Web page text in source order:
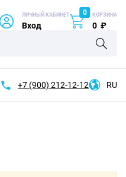
ЛИЧНЫЙ КАБИНЕТ
Вход
0 КОРЗИНА
0 ₽
+7 (900) 212-12-12 RU